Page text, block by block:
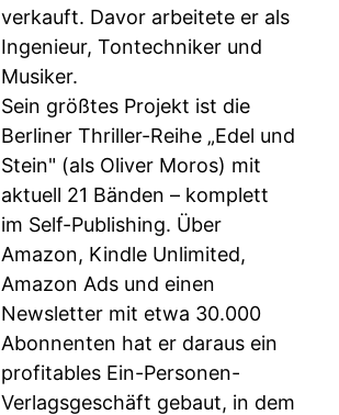
verkauft. Davor arbeitete er als
Ingenieur, Tontechniker und
Musiker.
Sein größtes Projekt ist die
Berliner Thriller-Reihe „Edel und
Stein" (als Oliver Moros) mit
aktuell 21 Bänden – komplett
im Self-Publishing. Über
Amazon, Kindle Unlimited,
Amazon Ads und einen
Newsletter mit etwa 30.000
Abonnenten hat er daraus ein
profitables Ein-Personen-
Verlagsgeschäft gebaut, in dem